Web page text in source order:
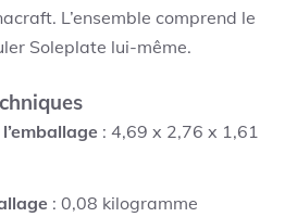
L’ensemble comprend le
Soleplate lui-même.
: 4,69 x 2,76 x 1,61
: 0,08 kilogramme